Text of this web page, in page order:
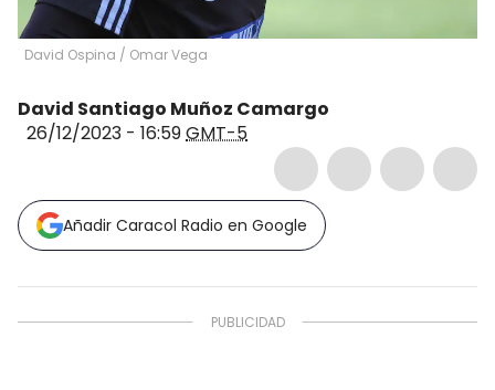
David Ospina / Omar Vega
David Santiago Muñoz Camargo
26/12/2023 - 16:59GMT-5
Añadir Caracol Radio en Google